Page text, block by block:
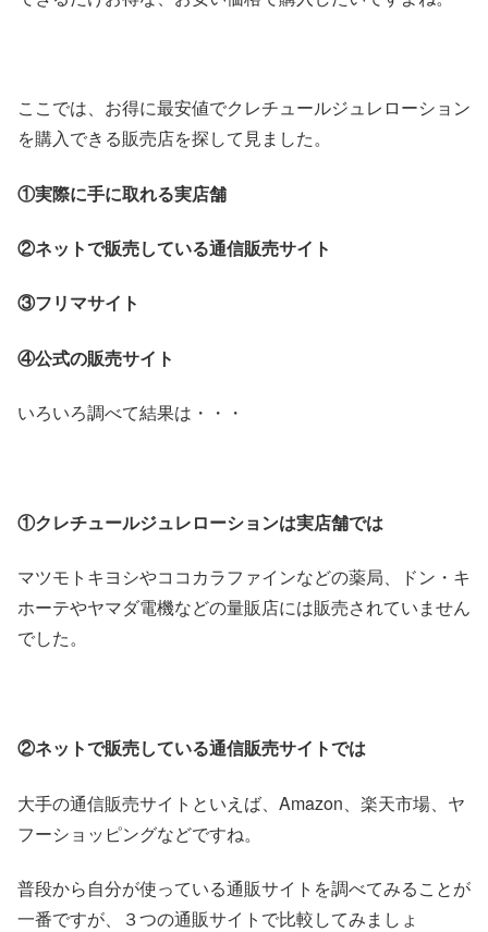
ここでは、お得に最安値でクレチュールジュレローション
を購入できる販売店を探して見ました。
①実際に手に取れる実店舗
②ネットで販売している通信販売サイト
③フリマサイト
④公式の販売サイト
いろいろ調べて結果は・・・
①クレチュールジュレローションは実店舗では
マツモトキヨシやココカラファインなどの薬局、ドン・キ
ホーテやヤマダ電機などの量販店には販売されていません
でした。
②ネットで販売している通信販売サイトでは
大手の通信販売サイトといえば、Amazon、楽天市場、ヤ
フーショッピングなどですね。
普段から自分が使っている通販サイトを調べてみることが
一番ですが、３つの通販サイトで比較してみましょ